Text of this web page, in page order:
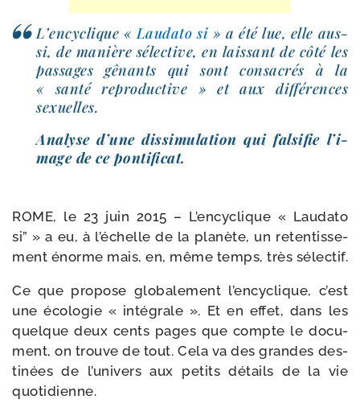
L’encyclique «Laudato si » a été lue, elle aus­
si, de manière sélec­tive, en lais­sant de côté les
pas­sages gênants qui sont consa­crés à la
« san­té repro­duc­tive » et aux dif­fé­rences
sexuelles.
Analyse d’une dis­si­mu­la­tion qui fal­si­fie l’i­
mage de ce pontificat.
ROME, le 23 juin 2015 – L’encyclique « Laudato
si” » a eu, à l’échelle de la pla­nète, un reten­tis­se­
ment énorme mais, en, même temps, très sélectif.
Ce que pro­pose glo­ba­le­ment l’en­cy­clique, c’est
une éco­lo­gie « inté­grale ». Et en effet, dans les
quelque deux cents pages que compte le docu­
ment, on trouve de tout. Cela va des grandes des­
ti­nées de l’u­ni­vers aux petits détails de la vie
quotidienne.